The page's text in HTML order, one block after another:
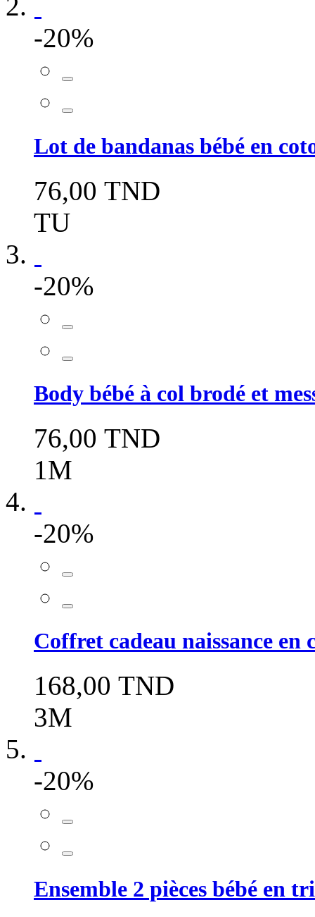
-20%
Lot de bandanas bébé en
76,00 TND
TU
-20%
Body bébé à col brodé et
76,00 TND
1M
-20%
Coffret cadeau naissance
168,00 TND
3M
-20%
Ensemble 2 pièces bébé